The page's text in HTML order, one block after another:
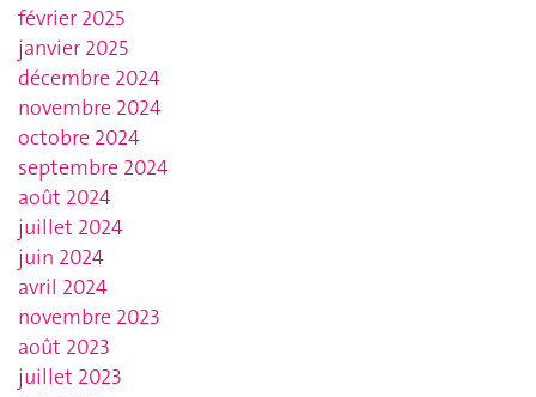
février 2025
janvier 2025
décembre 2024
novembre 2024
octobre 2024
septembre 2024
août 2024
juillet 2024
juin 2024
avril 2024
novembre 2023
août 2023
juillet 2023